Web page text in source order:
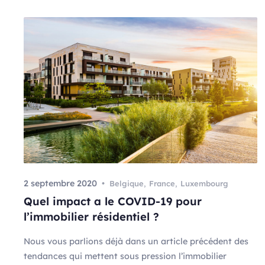
Quel impact a le COVID-19 pour
l’immobilier résidentiel ?
Nous vous parlions déjà dans un article précédent des
tendances qui mettent sous pression l’immobilier
2 septembre 2020 Belgique, France, Luxembourg